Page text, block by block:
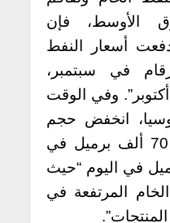
الأوسط، فإن
أسعار النفط
في سبتمبر،
وفي الوقت
انخفض حجم
صادرات النفط بمقدار 70 ألف برميل في
مليون برميل في اليوم “حيث
المرتفعة في